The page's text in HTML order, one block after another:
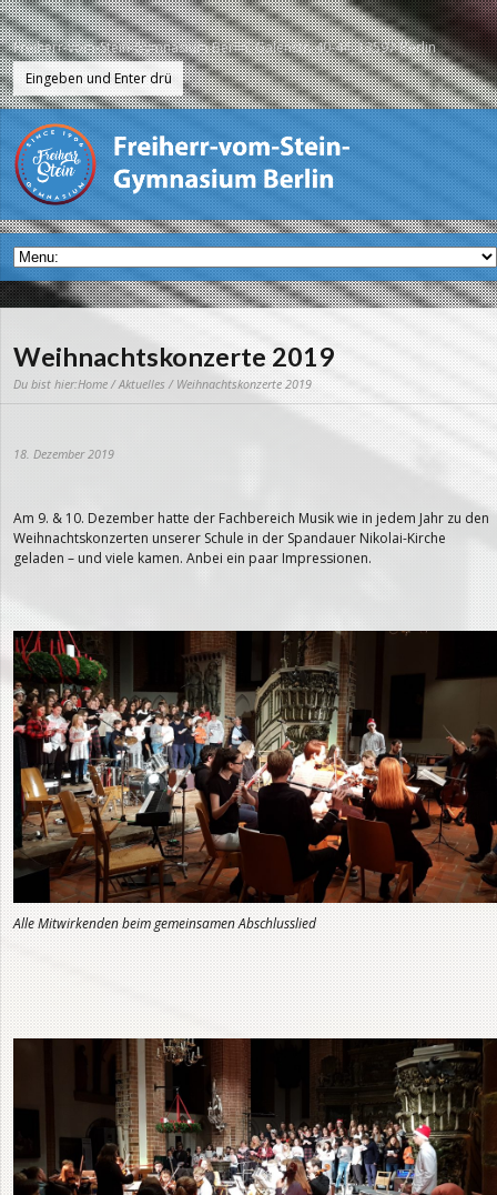
Freiherr-vom-Stein-Gymnasium Berlin, Galenstr. 40-44, 13597 Berlin
Weihnachtskonzerte 2019
Du bist hier:Home/Aktuelles / Weihnachtskonzerte 2019
18. Dezember 2019
Am 9. & 10. Dezember hatte der Fachbereich Musik wie in jedem Jahr zu den
Weihnachtskonzerten unserer Schule in der Spandauer Nikolai-Kirche
geladen – und viele kamen. Anbei ein paar Impressionen.
Alle Mitwirkenden beim gemeinsamen Abschlusslied